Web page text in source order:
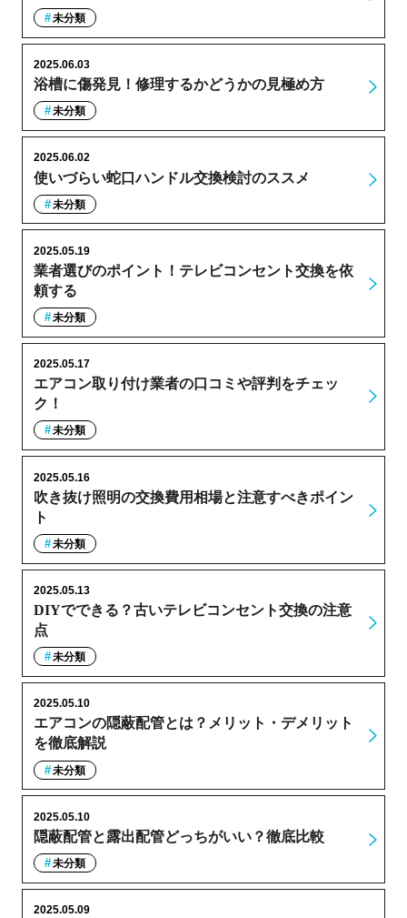
未分類
浴槽に傷発見！修理するかどうかの見極め方
2025.06.03
未分類
使いづらい蛇口ハンドル交換検討のススメ
2025.06.02
未分類
業者選びのポイント！テレビコンセント交換を依
頼する
2025.05.19
未分類
エアコン取り付け業者の口コミや評判をチェッ
ク！
2025.05.17
未分類
吹き抜け照明の交換費用相場と注意すべきポイン
ト
2025.05.16
未分類
DIYでできる？古いテレビコンセント交換の注意
点
2025.05.13
未分類
エアコンの隠蔽配管とは？メリット・デメリット
を徹底解説
2025.05.10
未分類
隠蔽配管と露出配管どっちがいい？徹底比較
2025.05.10
未分類
2025.05.09